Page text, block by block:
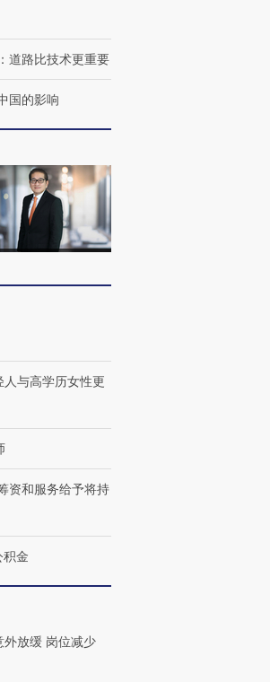
飞地休达
】寻找100种
方式·第三对
【商旅对话】华住集团
CFO：不靠规模取胜，华
道路比技术更重要
国的影响
与高学历女性更
资和服务给予将持
积金
外放缓 岗位减少